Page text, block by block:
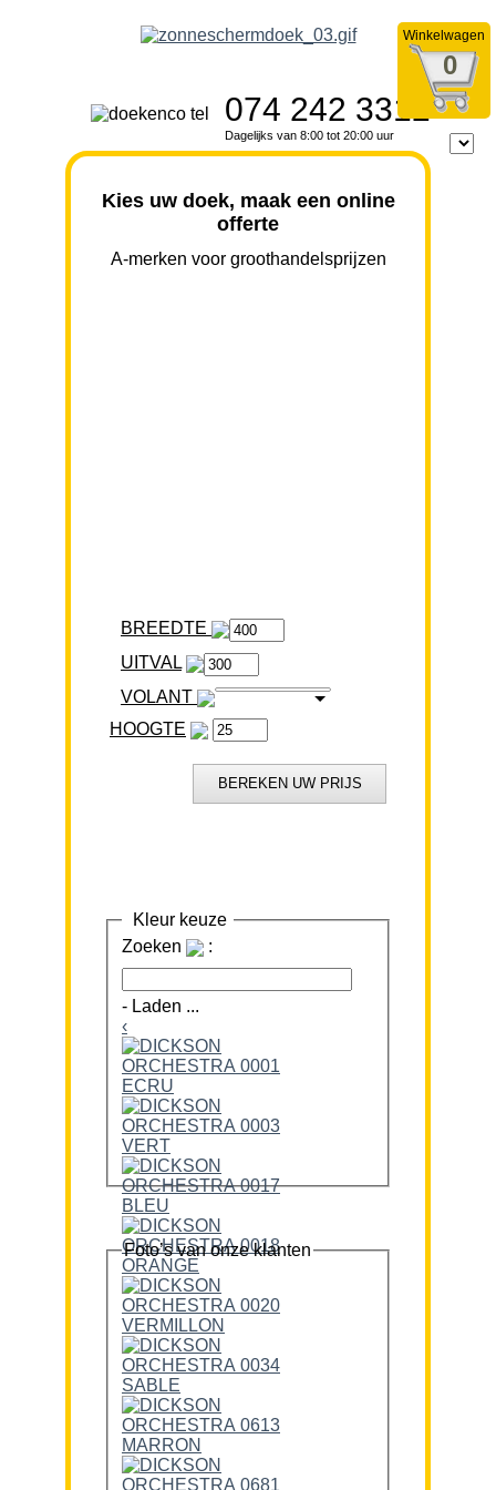
Winkelwagen
0
074 242 3312
Dagelijks van 8:00 tot 20:00 uur
Kies uw doek, maak een online
offerte
A-merken voor groothandelsprijzen
BREEDTE
VOLANT
HOOGTE
Kleur keuze
Zoeken
:
- Laden ...
‹
Foto’s van onze klanten